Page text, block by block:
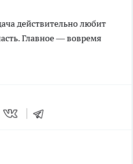
действительно любит
Главное — вовремя